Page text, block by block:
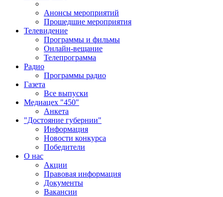
Анонсы мероприятий
Прошедшие мероприятия
Телевидение
Программы и фильмы
Онлайн-вещание
Телепрограмма
Радио
Программы радио
Газета
Все выпуски
Медиацех "450"
Анкета
"Достояние губернии"
Информация
Новости конкурса
Победители
О нас
Акции
Правовая информация
Документы
Вакансии